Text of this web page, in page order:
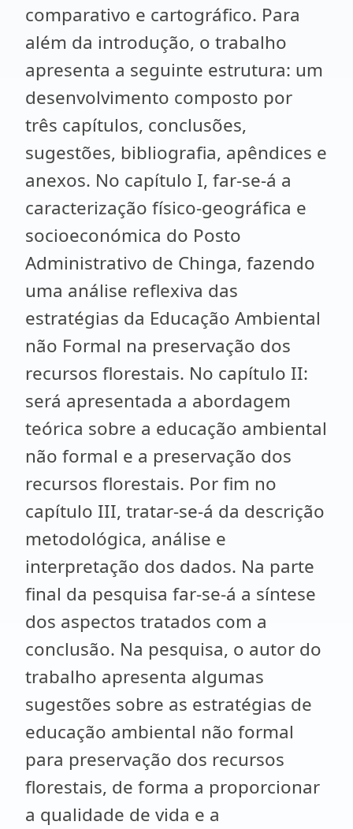
comparativo e cartográfico. Para
além da introdução, o trabalho
apresenta a seguinte estrutura: um
desenvolvimento composto por
três capítulos, conclusões,
sugestões, bibliografia, apêndices e
anexos. No capítulo I, far-se-á a
caracterização físico-geográfica e
socioeconómica do Posto
Administrativo de Chinga, fazendo
uma análise reflexiva das
estratégias da Educação Ambiental
não Formal na preservação dos
recursos florestais. No capítulo II:
será apresentada a abordagem
teórica sobre a educação ambiental
não formal e a preservação dos
recursos florestais. Por fim no
capítulo III, tratar-se-á da descrição
metodológica, análise e
interpretação dos dados. Na parte
final da pesquisa far-se-á a síntese
dos aspectos tratados com a
conclusão. Na pesquisa, o autor do
trabalho apresenta algumas
sugestões sobre as estratégias de
educação ambiental não formal
para preservação dos recursos
florestais, de forma a proporcionar
a qualidade de vida e a